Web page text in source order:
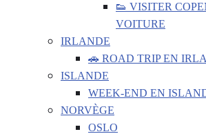
👟 VISITER
VOITURE
IRLANDE
🚗 ROAD TRIP EN
ISLANDE
WEEK-END EN
NORVÈGE
OSLO